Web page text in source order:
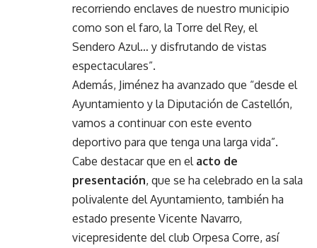
recorriendo enclaves de nuestro municipio
como son el faro, la Torre del Rey, el
Sendero Azul… y disfrutando de vistas
espectaculares”.
Además, Jiménez ha avanzado que “desde el
Ayuntamiento y la Diputación de Castellón,
vamos a continuar con este evento
deportivo para que tenga una larga vida”.
Cabe destacar que en el acto de
presentación, que se ha celebrado en la sala
polivalente del Ayuntamiento, también ha
estado presente Vicente Navarro,
vicepresidente del club Orpesa Corre, así